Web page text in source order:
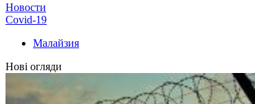
Новости
Covid-19
Малайзия
Нові огляди